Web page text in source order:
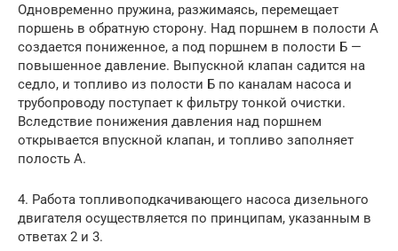
Одновременно пружина, разжимаясь, перемещает
поршень в обратную сторону. Над поршнем в полости А
создается пониженное, а под поршнем в полости Б —
повышенное давление. Выпускной клапан садится на
седло, и топливо из полости Б по каналам насоса и
трубопроводу поступает к фильтру тонкой очистки.
Вследствие понижения давления над поршнем
открывается впускной клапан, и топливо заполняет
полость А.
4. Работа топливоподкачивающего насоса дизельного
двигателя осуществляется по принципам, указанным в
ответах 2 и 3.